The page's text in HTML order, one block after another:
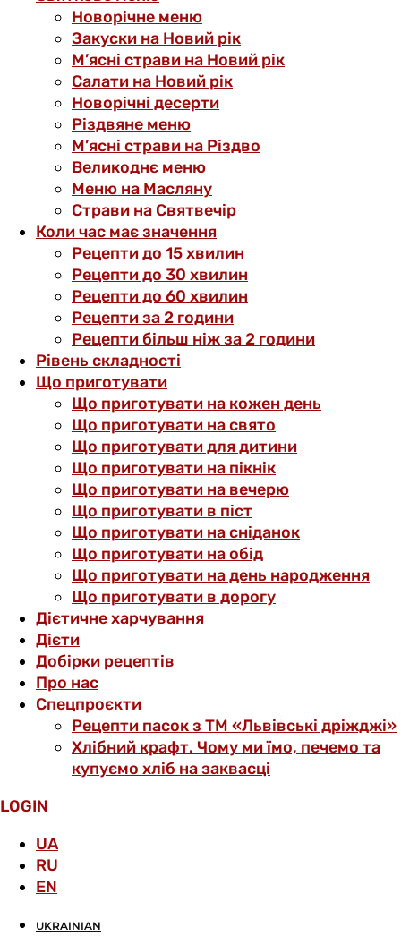
Новорічне меню
Закуски на Новий рік
М’ясні страви на Новий рік
Салати на Новий рік
Новорічні десерти
Різдвяне меню
М’ясні страви на Різдво
Великоднє меню
Меню на Масляну
Страви на Святвечір
Коли час має значення
Рецепти до 15 хвилин
Рецепти до 30 хвилин
Рецепти до 60 хвилин
Рецепти за 2 години
Рецепти більш ніж за 2 години
Рівень складності
Що приготувати
Що приготувати на кожен день
Що приготувати на свято
Що приготувати для дитини
Що приготувати на пікнік
Що приготувати на вечерю
Що приготувати в піст
Що приготувати на сніданок
Що приготувати на обід
Що приготувати на день народження
Що приготувати в дорогу
Дієтичне харчування
Дієти
Добірки рецептів
Про нас
Спецпроєкти
Рецепти пасок з ТМ «Львівські дріжджі»
Хлібний крафт. Чому ми їмо, печемо та
купуємо хліб на заквасці
LOGIN
UA
RU
EN
UKRAINIAN